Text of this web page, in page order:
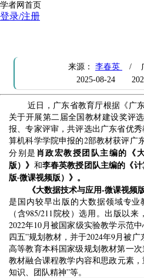
学者网首页
登录/注册
来源： 李春英
/ 广
2025-08-24
近日，广东省教育厅根据《广
关于开展第二届全国教材建设奖评
报、专家评审，共评选出广东省优
算机科学学院申报的2部教材获评广
分别是 肖政宏教授团队主编的《
版）》 和李春英教授团队主编的《
版·微课视频版） 》。
《大数据技术与应用-微课视频
是国内较早出版的大数据领域专
（含985/211院校）选用。出版以来
2022年10月被国家级实验教学示范
四五”规划教材，并于2024年9月被广
高等教育本科国家级规划教材第一
教材融合课程教学内容和思政元素
知识、团队精神”等。